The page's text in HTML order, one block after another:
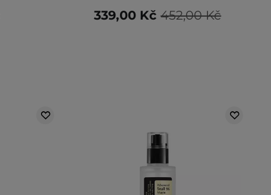
452,00 Kč
339,00 Kč